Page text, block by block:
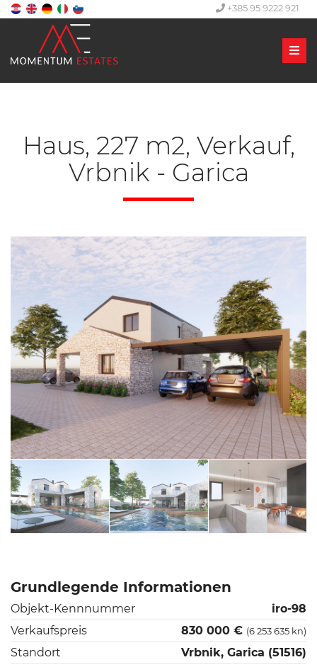
+385 95 9222 921
Haus, 227 m2, Verkauf,
Vrbnik - Garica
Grundlegende Informationen
Objekt-Kennnummer
iro-98
Verkaufspreis
830 000 € (6 253 635 kn)
Standort
Vrbnik, Garica (51516)